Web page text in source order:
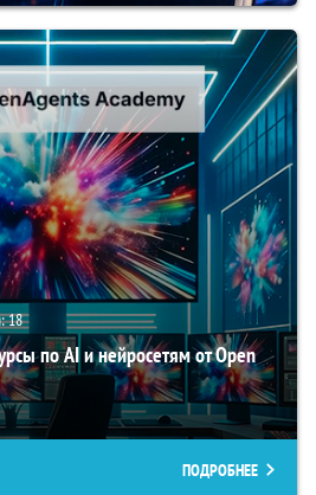
18
по AI и нейросетям от Open
ПОДРОБНЕЕ